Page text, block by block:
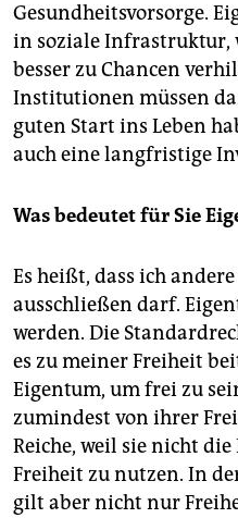
Gesundheitsvorsorge.
in soziale Infrastruktur,
besser zu Chancen
Institutionen müssen
guten Start ins Leben
auch eine langfristige
Was bedeutet für Sie
Es heißt, dass ich
ausschließen darf.
werden. Die
es zu meiner Freiheit
Eigentum, um frei zu
zumindest von ihrer
Reiche, weil sie nicht
Freiheit zu nutzen. In
gilt aber nicht nur